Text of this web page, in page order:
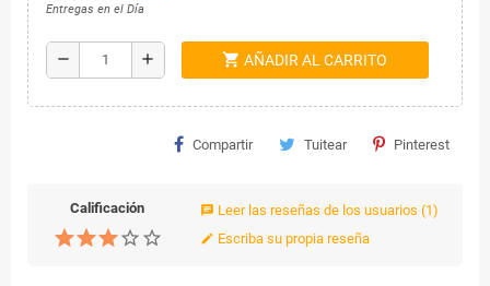
Entregas en el Día
remove add shopping_cart AÑADIR AL CARRITO
Compartir Tuitear Pinterest
Calificación chat Leer las reseñas de los usuarios (1)
edit Escriba su propia reseña